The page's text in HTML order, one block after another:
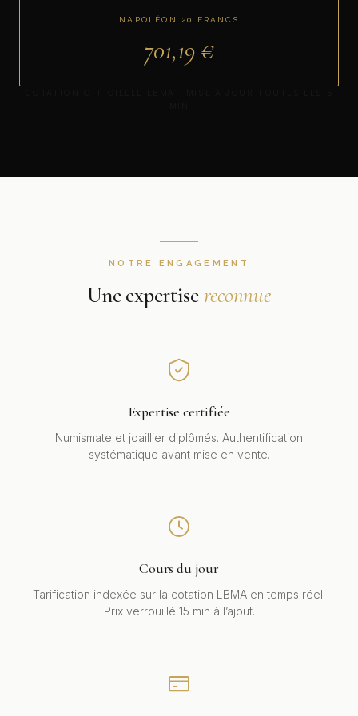
NAPOLÉON 20 FRANCS
701,19 €
NOTRE ENGAGEMENT
Une expertisereconnue
Expertise certifiée
Numismate et joaillier diplômés. Authentification
systématique avant mise en vente.
Cours du jour
Tarification indexée sur la cotation LBMA en temps réel.
Prix verrouillé 15 min à l’ajout.